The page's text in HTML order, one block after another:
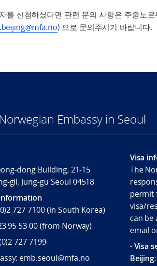
를 신청하셨다면 관련 문의 사항은 주중노
) 으로 문의주시기 바랍니다.
Embassy in Seoul
dong Building, 21-15
gil, Jung-gu Seoul 04518
727 7100(in South Korea)
95 53 00(from Norway)
727 7199
emb.seoul@mfa.no
Visa
The
permit
visa/
can be
email
- Visa
Beijing